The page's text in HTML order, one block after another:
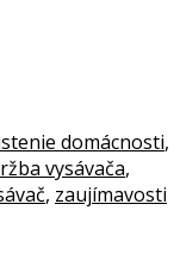
domácnosti,
vysávača,
, zaujímavosti